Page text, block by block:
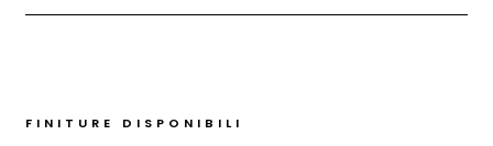
FINITURE DISPONIBILI